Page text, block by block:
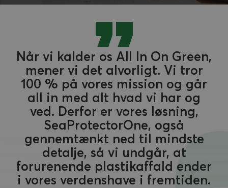
Når vi kalder os All In On Green,
mener vi det alvorligt. Vi tror
100 % på vores mission og går
all in med alt hvad vi har og
ved. Derfor er vores løsning,
SeaProtectorOne, også
gennemtænkt ned til mindste
detalje, så vi undgår, at
forurenende plastikaffald ender
i vores verdenshave i fremtiden.